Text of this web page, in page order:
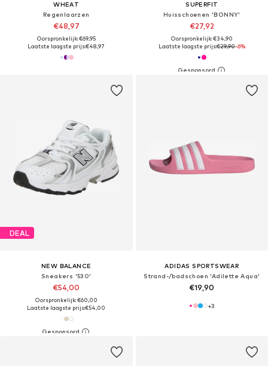
WHEAT
Regenlaarzen
€48,97
Oorspronkelijk: €69,95
Laatste laagste prijs:€48,97
SUPERFIT
Huisschoenen 'BONNY'
€27,92
Oorspronkelijk: €34,90
Laatste laagste prijs:€29,90-6%
DEAL
NEW BALANCE
Sneakers '530'
€54,00
Oorspronkelijk: €60,00
Laatste laagste prijs:€54,00
ADIDAS SPORTSWEAR
Strand-/badschoen 'Adilette Aqua'
€19,90
+3